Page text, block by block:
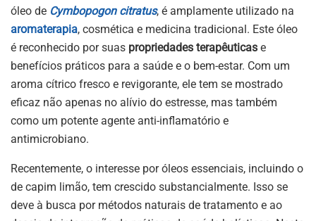
óleo de Cymbopogon citratus, é amplamente utilizado na
aromaterapia, cosmética e medicina tradicional. Este óleo
é reconhecido por suas propriedades terapêuticas e
benefícios práticos para a saúde e o bem-estar. Com um
aroma cítrico fresco e revigorante, ele tem se mostrado
eficaz não apenas no alívio do estresse, mas também
como um potente agente anti-inflamatório e
antimicrobiano.
Recentemente, o interesse por óleos essenciais, incluindo o
de capim limão, tem crescido substancialmente. Isso se
deve à busca por métodos naturais de tratamento e ao